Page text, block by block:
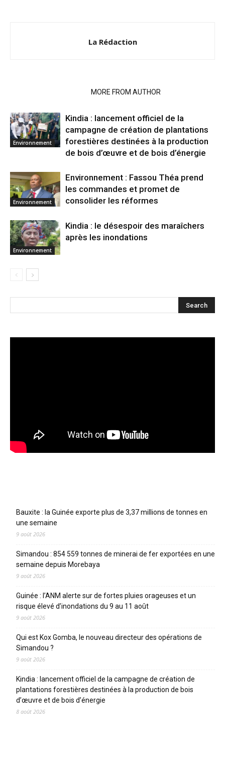
La Rédaction
MORE FROM AUTHOR
Environnement
Kindia : lancement officiel de la
campagne de création de plantations
forestières destinées à la production
de bois d’œuvre et de bois d’énergie
Environnement
Environnement : Fassou Théa prend
les commandes et promet de
consolider les réformes
Environnement
Kindia : le désespoir des maraîchers
après les inondations
Bauxite : la Guinée exporte plus de 3,37 millions de tonnes en
une semaine
9 août 2026
Simandou : 854 559 tonnes de minerai de fer exportées en une
semaine depuis Morebaya
9 août 2026
Guinée : l’ANM alerte sur de fortes pluies orageuses et un
risque élevé d’inondations du 9 au 11 août
9 août 2026
Qui est Kox Gomba, le nouveau directeur des opérations de
Simandou ?
9 août 2026
Kindia : lancement officiel de la campagne de création de
plantations forestières destinées à la production de bois
d’œuvre et de bois d’énergie
8 août 2026